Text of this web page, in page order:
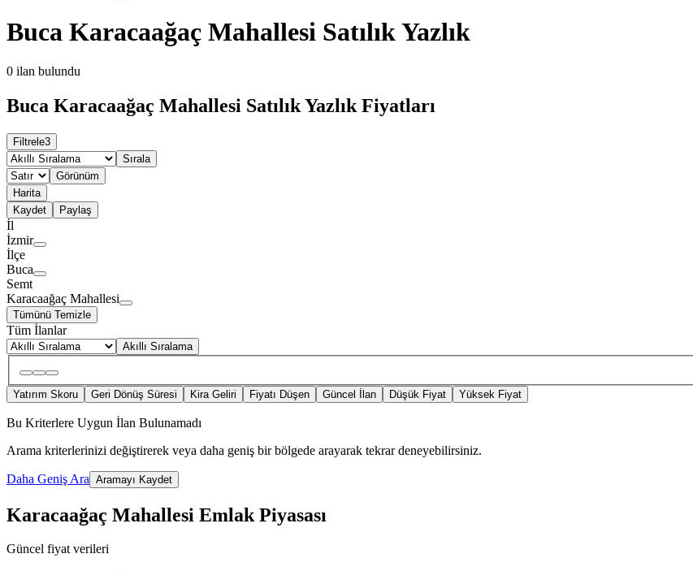
Buca Karacaağaç Mahallesi Satılık Yazlık
0 ilan bulundu
Buca Karacaağaç Mahallesi Satılık Yazlık Fiyatları
Filtrele3
Sırala
Görünüm
Harita
Kaydet
Paylaş
İl
İzmir
İlçe
Buca
Semt
Karacaağaç Mahallesi
Tümünü Temizle
Tüm İlanlar
Akıllı Sıralama
Yatırım Skoru Geri Dönüş Süresi Kira Geliri Fiyatı Düşen Güncel İlan Düşük Fiyat Yüksek Fiyat
Bu Kriterlere Uygun İlan Bulunamadı
Arama kriterlerinizi değiştirerek veya daha geniş bir bölgede arayarak tekrar deneyebilirsiniz.
Daha Geniş Ara Aramayı Kaydet
Karacaağaç Mahallesi Emlak Piyasası
Güncel fiyat verileri